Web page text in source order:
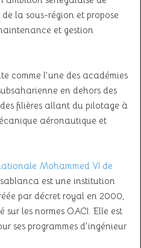
la sous-région et propose
et gestion
comme l’une des académies
en dehors des
filières allant du pilotage à
aéronautique et
Mohammed VI de
est une institution
par décret royal en 2000,
sur les normes OACI. Elle est
ses programmes d’ingénieur